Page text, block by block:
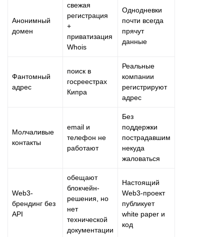
Анонимный
домен
свежая
регистрация
+
приватизация
Whois
Однодневки
почти всегда
прячут
данные
Фантомный
адрес
поиск в
госреестрах
Кипра
Реальные
компании
регистрируют
адрес
Молчаливые
контакты
email и
телефон не
работают
Без
поддержки
пострадавшим
некуда
жаловаться
Web3-
брендинг без
API
обещают
блокчейн-
решения, но
нет
технической
документации
Настоящий
Web3-проект
публикует
white paper и
код